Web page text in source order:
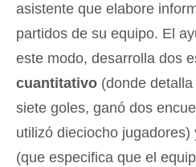
asistente que elabore
partidos de su equipo. El
este modo, desarrolla dos
cuantitativo (donde
siete goles, ganó dos
utilizó dieciocho jugadores)
(que especifica que el